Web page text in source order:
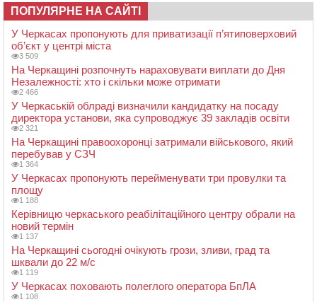
ПОПУЛЯРНЕ НА САЙТІ
У Черкасах пропонують для приватизації п’ятиповерховий
об’єкт у центрі міста
3 509
На Черкащині розпочнуть нараховувати виплати до Дня
Незалежності: хто і скільки може отримати
2 466
У Черкаській облраді визначили кандидатку на посаду
директора установи, яка супроводжує 39 закладів освіти
2 321
На Черкащині правоохоронці затримали військового, який
перебував у СЗЧ
1 364
У Черкасах пропонують перейменувати три провулки та
площу
1 188
Керівницю черкаського реабілітаційного центру обрали на
новий термін
1 137
На Черкащині сьогодні очікують грози, зливи, град та
шквали до 22 м/с
1 119
У Черкасах поховають полеглого оператора БпЛА
1 108